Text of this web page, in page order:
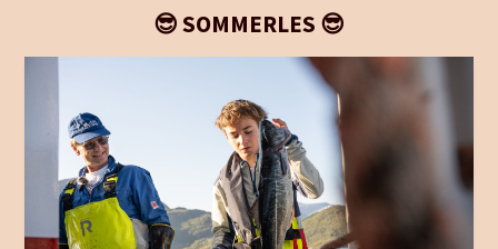
😎 SOMMERLES 😎